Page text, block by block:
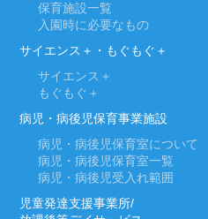
保育施設一覧
入園時に必要なもの
サイエンス＋・もぐもぐ＋
サイエンス＋
もぐもぐ＋
病児・病後児保育事業施設
病児・病後児保育室について
病児・病後児保育室一覧
病児・病後児受入れ範囲
児童発達支援事業所/